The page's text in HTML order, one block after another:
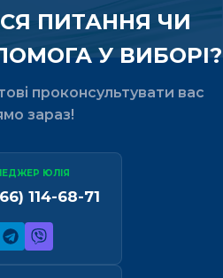
ПИТАННЯ ЧИ
У ВИБОРІ?
проконсультувати вас
зараз!
ЮЛІЯ
114-68-71